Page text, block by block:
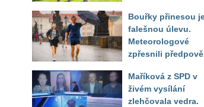
do září
Bouřky přinesou
falešnou úlevu.
Meteorologové
zpřesnili
horkého počasí
Maříková z SPD v
živém vysílání
zlehčovala vedra.